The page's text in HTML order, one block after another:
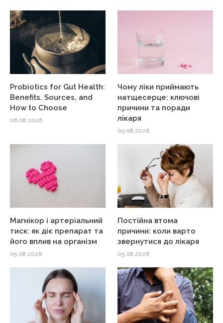
Probiotics for Gut Health:
Benefits, Sources, and
How to Choose
06.08.2026
Чому ліки приймають
натщесерце: ключові
причини та поради
лікаря
05.08.2026
Магнікор і артеріальний
тиск: як діє препарат та
його вплив на організм
05.08.2026
Постійна втома
причини: коли варто
звернутися до лікаря
05.08.2026